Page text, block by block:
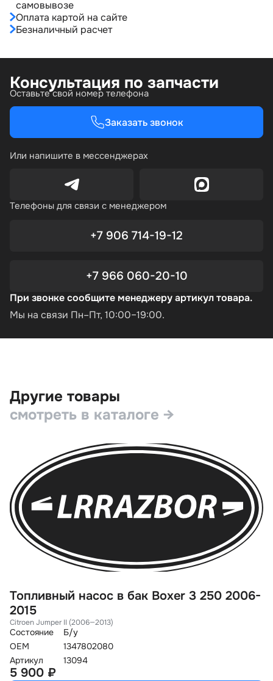
самовывозе
Оплата картой на сайте
Безналичный расчет
Консультация по запчасти
Оставьте свой номер телефона
Заказать звонок
Или напишите в мессенджерах
Телефоны для связи с менеджером
+7 906 714-19-12
+7 966 060-20-10
При звонке сообщите менеджеру артикул товара.
Мы на связи Пн–Пт, 10:00–19:00.
Другие товары
смотреть в каталоге →
Топливный насос в бак Boxer 3 250 2006-
2015
Citroen Jumper II (2006—2013)
Состояние
Б/у
OEM
1347802080
Артикул
13094
5 900 ₽